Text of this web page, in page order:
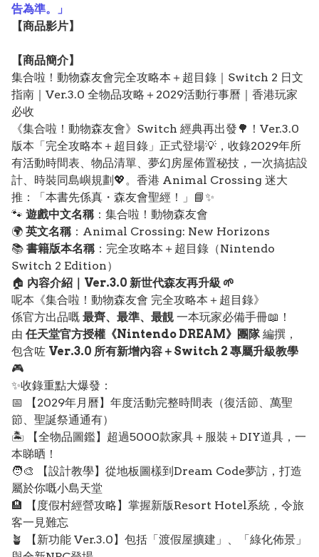
告為準。」
【商品影片】
【商品簡介】
集合啦！動物森友會完全攻略本＋超目錄｜Switch 2 日文
指南｜Ver.3.0 全物品攻略＋2029活動行事曆｜香港玩家
必收
《集合啦！動物森友會》Switch 經典再出發🌳！Ver.3.0
版本「完全攻略本＋超目錄」正式登場💡，收錄2029年所
有活動時間表、物品清單、夢幻房屋佈置秘技，一次搞掂設
計、時裝同島嶼規劃💖。香港 Animal Crossing 迷大
推：「本書先係真・森友會聖經！」📘✨
🐾 遊戲中文名稱 ：集合啦！動物森友會
🌍 英文名稱 ：Animal Crossing: New Horizons
📚 書籍版本名稱 ：完全攻略本＋超目錄（Nintendo
Switch 2 Edition）
🏠 內容介紹｜Ver.3.0 新世代森友再升級 🌱
呢本《集合啦！動物森友會 完全攻略本＋超目錄》
係官方出品嘅 最齊、最準、最靚 一本玩家必備手冊📖！
由 任天堂官方授權《Nintendo DREAM》團隊編撰，
包含咗 Ver.3.0 所有新增內容＋Switch 2 專屬升級教學
🎮
✨收錄重點大爆發：
📅 【2029年月曆】年度活動完整時間表（復活節、萬聖
節、聖誕祭通通有）
🏝️ 【全物品圖鑑】超過5000款家具＋服裝＋DIY道具，一
本睇晒！
🧑‍🎨 【設計教學】從地板圖樣到Dream Code夢訪，打造
屬於你嘅小島天堂
🏨 【度假村經營攻略】掌握新版Resort Hotel系統，令旅
客一見難忘
🪴 【新功能 Ver.3.0】包括「渡假屋擴建」、「綠化佈景」